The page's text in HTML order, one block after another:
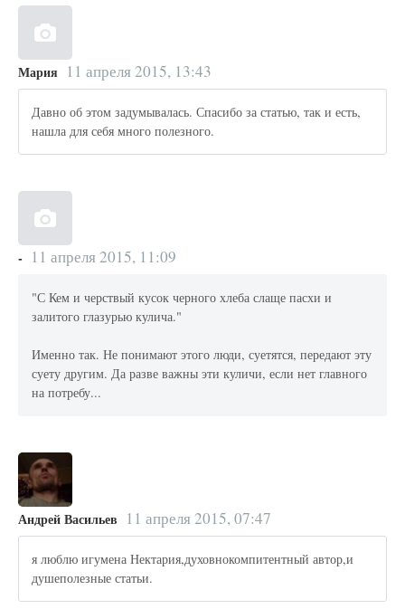
Мария 11 апреля 2015, 13:43
Давно об этом задумывалась. Спасибо за статью, так и есть,
нашла для себя много полезного.
- 11 апреля 2015, 11:09
"С Кем и черствый кусок черного хлеба слаще пасхи и
залитого глазурью кулича."
Именно так. Не понимают этого люди, суетятся, передают эту
суету другим. Да разве важны эти куличи, если нет главного
на потребу...
Андрей Васильев 11 апреля 2015, 07:47
я люблю игумена Нектария,духовнокомпитентный автор,и
душеполезные статьи.